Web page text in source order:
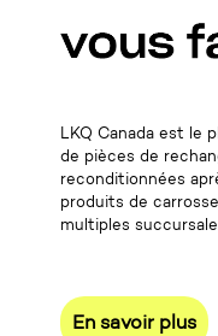
LKQ Canada est le
de pièces de
reconditionnées
produits de
multiples
En savoir plus